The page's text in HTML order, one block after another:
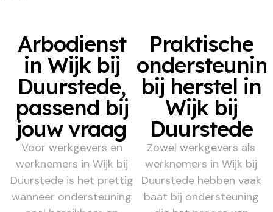
Arbodienst
in Wijk bij
Duurstede,
passend bij
jouw vraag
Voor werkgevers en
werknemers in Wijk bij
Duurstede is het prettig
wanneer ondersteuning
Praktische
bij herstel in
Wijk bij
Duurstede
Zowel werkgevers als
werknemers in Wijk bij
Duurstede hebben vaak
baat bij ondersteuning